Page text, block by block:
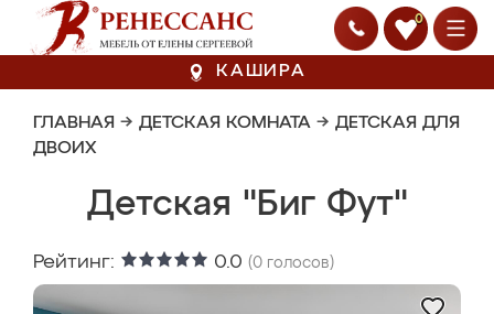
0
КАШИРА
ГЛАВНАЯ → ДЕТСКАЯ КОМНАТА → ДЕТСКАЯ ДЛЯ
ДВОИХ
Детская "Биг Фут"
Рейтинг: 0.0 (0 голосов)